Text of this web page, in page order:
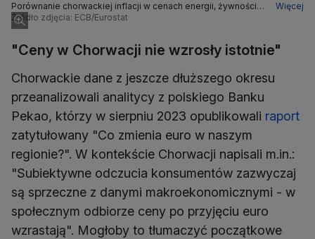
Porównanie chorwackiej inflacji w cenach energii, żywności,
dóbr przemysłowych i usług w styczniu i lutym 2023 oraz
styczniu i lutym 2013-2022
Więcej
Źródło zdjęcia: ECB/Eurostat
"Ceny w Chorwacji nie wzrosły istotnie"
Chorwackie dane z jeszcze dłuższego okresu
przeanalizowali analitycy z polskiego Banku
Pekao, którzy w sierpniu 2023 opublikowali raport
zatytułowany "Co zmienia euro w naszym
regionie?". W kontekście Chorwacji napisali m.in.:
"Subiektywne odczucia konsumentów zazwyczaj
są sprzeczne z danymi makroekonomicznymi - w
społecznym odbiorze ceny po przyjęciu euro
wzrastają". Mogłoby to tłumaczyć początkowe